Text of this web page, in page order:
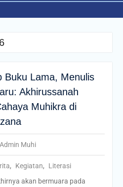
Buku Lama, Menulis
Akhirussanah
Muhikra di
Admin Muhi
, Kegiatan,
Literasi
akan bermuara pada